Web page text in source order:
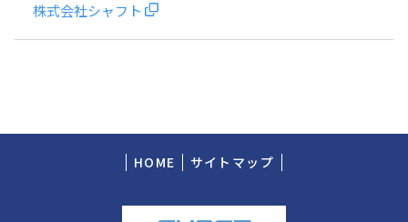
株式会社シャフト
HOME サイトマップ